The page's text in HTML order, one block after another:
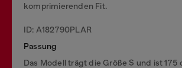
komprimierenden Fit.
ID: A182790PLAR
Passung
Das Modell trägt die Größe S und ist 175